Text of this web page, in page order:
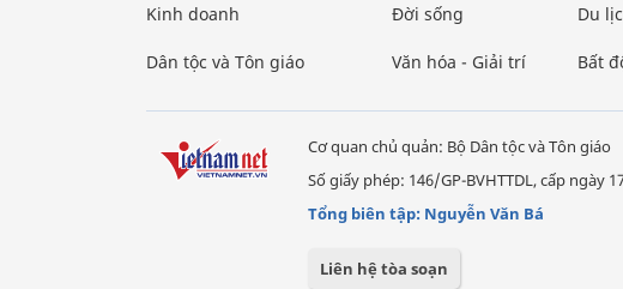
Kinh doanh
Dân tộc và Tôn giáo
Đời sống
Văn hóa - Giải trí
Du
Bất
Cơ quan chủ quản: Bộ Dân tộc và Tôn giáo
Số giấy phép: 146/GP-BVHTTDL, cấp ngày
Tổng biên tập: Nguyễn Văn Bá
Liên hệ tòa soạn